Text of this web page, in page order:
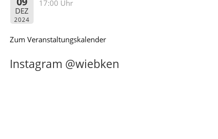
DEZ
2024
17:00 Uhr
Zum Veranstaltungskalender
Instagram @wiebken